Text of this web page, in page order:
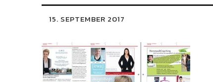
15. SEPTEMBER 2017